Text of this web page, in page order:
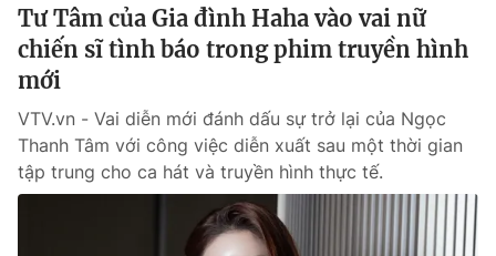
® Cấm sao chép dưới mọi hình thức nếu không có sự chấp
thuận bằng văn bản. Ghi rõ nguồn VTV.vn khi phát hành lại
thông tin từ website này.
Tư Tâm của Gia đình Haha vào vai nữ
chiến sĩ tình báo trong phim truyền hình
mới
VTV.vn - Vai diễn mới đánh dấu sự trở lại của Ngọc
Thanh Tâm với công việc diễn xuất sau một thời gian
tập trung cho ca hát và truyền hình thực tế.